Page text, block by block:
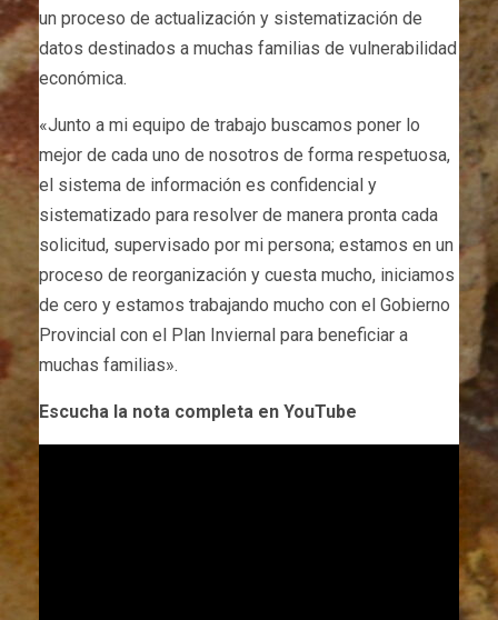
un proceso de actualización y sistematización de
datos destinados a muchas familias de vulnerabilidad
económica.
«Junto a mi equipo de trabajo buscamos poner lo
mejor de cada uno de nosotros de forma respetuosa,
el sistema de información es confidencial y
sistematizado para resolver de manera pronta cada
solicitud, supervisado por mi persona; estamos en un
proceso de reorganización y cuesta mucho, iniciamos
de cero y estamos trabajando mucho con el Gobierno
Provincial con el Plan Inviernal para beneficiar a
muchas familias».
Escucha la nota completa en YouTube